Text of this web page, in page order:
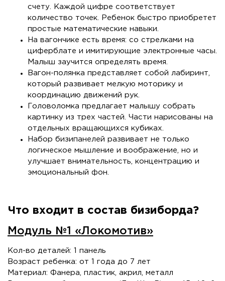
счету. Каждой цифре соответствует
количество точек. Ребенок быстро приобретет
простые математические навыки.
На вагончике есть время: со стрелками на
циферблате и имитирующие электронные часы.
Малыш заучится определять время.
Вагон-полянка представляет собой лабиринт,
который развивает мелкую моторику и
координацию движений рук.
Головоломка предлагает малышу собрать
картинку из трех частей. Части нарисованы на
отдельных вращающихся кубиках.
Набор бизипанелей развивает не только
логическое мышление и воображение, но и
улучшает внимательность, концентрацию и
эмоциональный фон.
Что входит в состав бизиборда?
Модуль №1 «Локомотив»
Кол-во деталей: 1 панель
Возраст ребенка: от 1 года до 7 лет
Материал: Фанера, пластик, акрил, металл